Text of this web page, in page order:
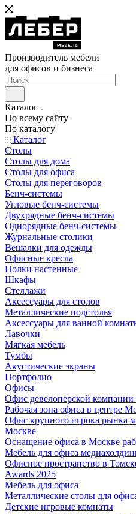
Производитель мебели
для офисов и бизнеса
Каталог
По всему сайту
По каталогу
Каталог
Столы
Столы для дома
Столы для офиса
Столы для переговоров
Бенч-системы
Угловые бенч-системы
Двухрядные бенч-системы
Однорядные бенч-системы
Журнальные столики
Вешалки для одежды
Офисные кресла
Полки настенные
Шкафы
Стеллажи
Аксессуары для столов
Металлические подстолья
Аксессуары для ванной
Лавочки
Мягкая мебель
Тумбы
Акустические экраны
Портфолио
Офисы
Офис девелоперской
Рабочая зона офиса в центре
Офис крупного игрока рынка
Москве
Оснащение офиса в Москве
Мебель для офиса
Офисное пространство в
Awards 2025
Мебель для офиса
Металлические столы для
Детские игровые комнаты